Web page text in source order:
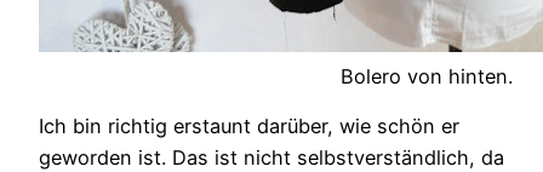
Bolero von hinten.
Ich bin richtig erstaunt darüber, wie schön er
geworden ist. Das ist nicht selbstverständlich, da